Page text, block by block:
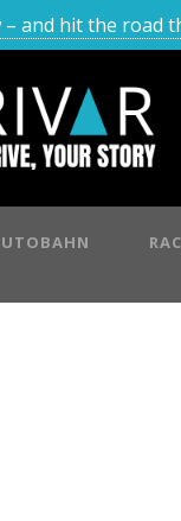
and hit the road